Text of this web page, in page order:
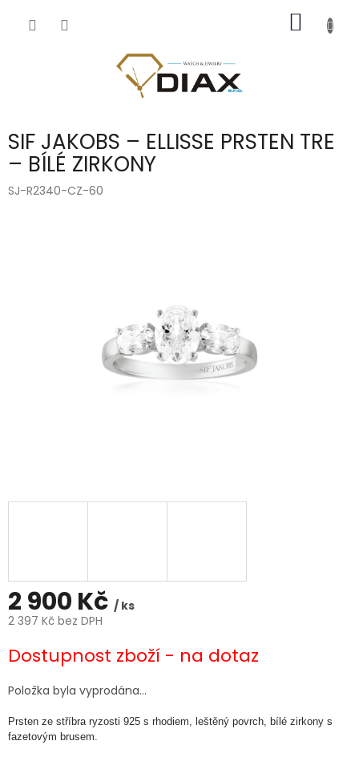
KOŠÍK
SIF JAKOBS – ELLISSE PRSTEN TRE
– BÍLÉ ZIRKONY
SJ-R2340-CZ-60
2 900 Kč / ks
2 397 Kč bez DPH
cena:
Dostupnost zboží - na dotaz
Položka byla vyprodána…
Prsten ze stříbra ryzosti 925 s rhodiem, leštěný povrch, bílé zirkony s
fazetovým brusem.